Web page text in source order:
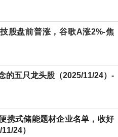
股盘前普涨，谷歌A涨2%-焦
的五只龙头股（2025/11/24）-
携式储能题材企业名单，收好
24）